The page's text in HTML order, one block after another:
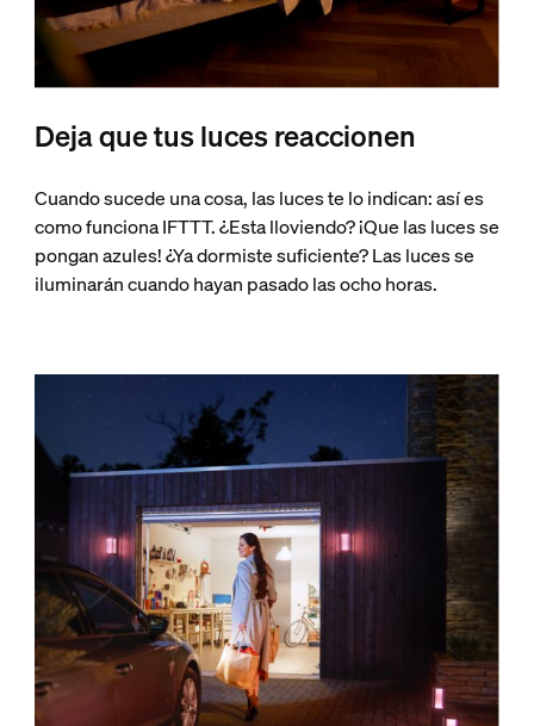
Deja que tus luces reaccionen
Cuando sucede una cosa, las luces te lo indican: así es
como funciona IFTTT. ¿Esta lloviendo? ¡Que las luces se
pongan azules! ¿Ya dormiste suficiente? Las luces se
iluminarán cuando hayan pasado las ocho horas.